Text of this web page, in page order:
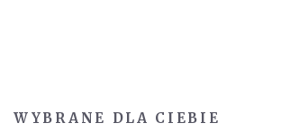
WYBRANE DLA CIEBIE